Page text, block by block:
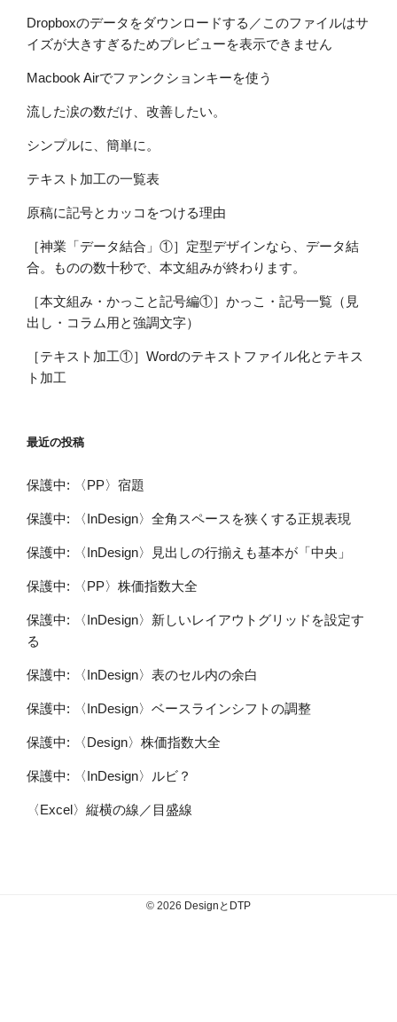
Dropboxのデータをダウンロードする／このファイルはサ
イズが大きすぎるためプレビューを表示できません
Macbook Airでファンクションキーを使う
流した涙の数だけ、改善したい。
シンプルに、簡単に。
テキスト加工の一覧表
原稿に記号とカッコをつける理由
［神業「データ結合」①］定型デザインなら、データ結
合。ものの数十秒で、本文組みが終わります。
［本文組み・かっこと記号編①］かっこ・記号一覧（見
出し・コラム用と強調文字）
［テキスト加工①］Wordのテキストファイル化とテキス
ト加工
最近の投稿
保護中: 〈PP〉宿題
保護中: 〈InDesign〉全角スペースを狭くする正規表現
保護中: 〈InDesign〉見出しの行揃えも基本が「中央」
保護中: 〈PP〉株価指数大全
保護中: 〈InDesign〉新しいレイアウトグリッドを設定す
る
保護中: 〈InDesign〉表のセル内の余白
保護中: 〈InDesign〉ベースラインシフトの調整
保護中: 〈Design〉株価指数大全
保護中: 〈InDesign〉ルビ？
〈Excel〉縦横の線／目盛線
© 2026 DesignとDTP